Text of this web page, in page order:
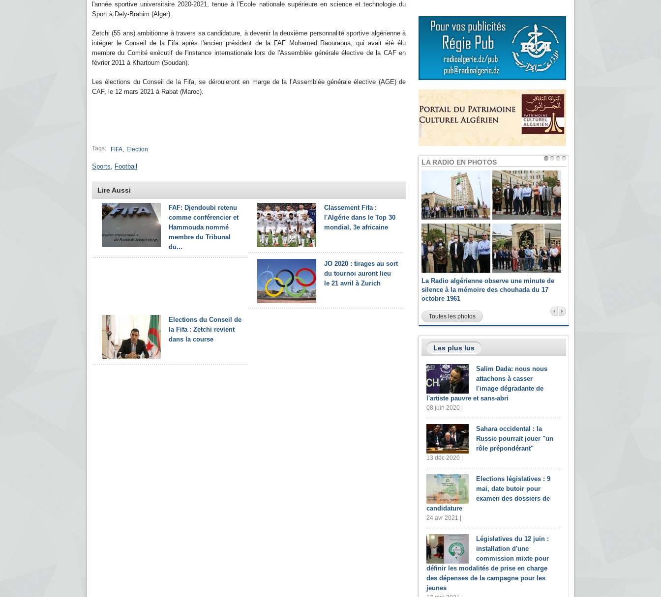
l'année sportive universitaire 2020-2021, tenue à l'Ecole nationale supérieure en science et technologie du
Sport à Dely-Brahim (Alger).
Zetchi (55 ans) ambitionne à travers sa candidature, à devenir la deuxième personnalité sportive algérienne à
intégrer le Conseil de la Fifa après l'ancien président de la FAF Mohamed Raouraoua, qui avait été élu
membre du Comité exécutif de l'instance internationale lors de l'Assemblée générale élective de la CAF en
février 2011 à Khartoum (Soudan).
Les élections du Conseil de la Fifa, se dérouleront en marge de la l’Assemblée générale élective (AGE) de
CAF, le 12 mars 2021 à Rabat (Maroc).
Tags: FIFA, Election
Sports, Football
Lire Aussi
FAF: Djendoubi retenu
comme conférencier et
Hammouda nommé
membre du Tribunal
du...
Classement Fifa :
l'Algérie dans le Top 30
mondial, 3e africaine
JO 2020 : tirages au sort
du tournoi auront lieu
le 21 avril à Zurich
Elections du Conseil de
la Fifa : Zetchi revient
dans la course
LA RADIO EN PHOTOS
La Radio algérienne observe une minute de
silence à la mémoire des chouhada du 17
octobre 1961
Toutes les photos
Les plus lus
Salim Dada: nous nous
attachons à casser
l'image dégradante de
l'artiste pauvre et sans-abri
08 juin 2020 |
Sahara occidental : la
Russie pourrait jouer "un
rôle prépondérant"
13 déc 2020 |
Elections législatives : 9
mai, date butoir pour
examen des dossiers de
candidature
24 avr 2021 |
Législatives du 12 juin :
installation d'une
commission mixte pour
définir les modalités de prise en charge
des dépenses de la campagne pour les
jeunes